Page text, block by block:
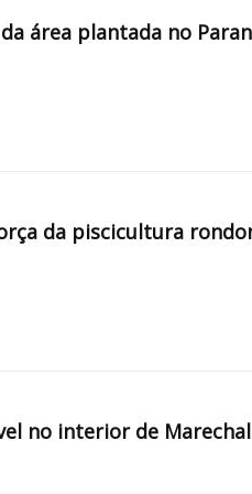
área plantada no
da piscicultura
no interior de Marechal